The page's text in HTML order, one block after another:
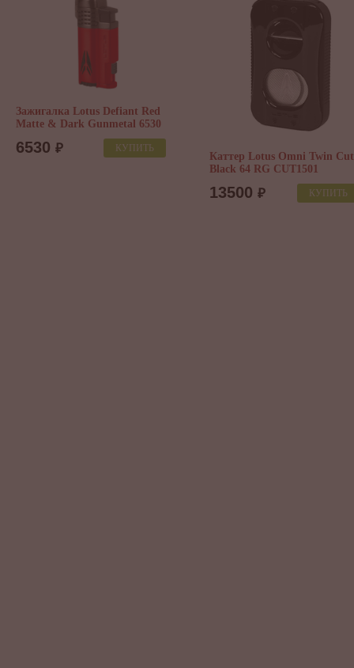
Зажигалка Lotus Defiant Red
Matte & Dark Gunmetal 6530
6530 ₽ КУПИТЬ
Каттер Lotus Omni Twin
Black 64 RG CUT1501
13500 ₽ КУПИТЬ